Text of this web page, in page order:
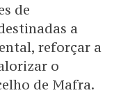
de
a
reforçar a
o
de Mafra.